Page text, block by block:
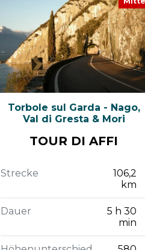
Torbole sul Garda - Nago,
Val di Gresta & Mori
TOUR DI AFFI
Strecke
106,2
km
Dauer
5 h 30
min